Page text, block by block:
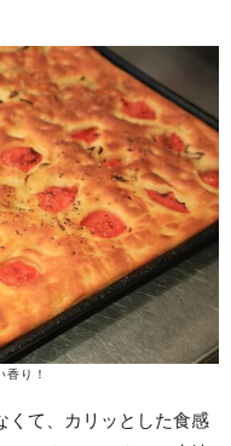
香り！
くて、カリッとした食感